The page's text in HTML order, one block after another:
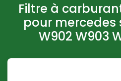
Filtre à
pour mercedes
W902 W903